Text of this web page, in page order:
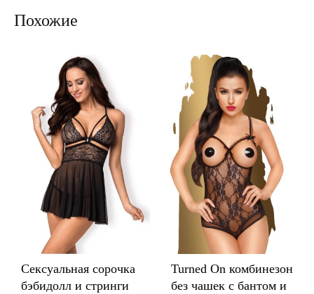
Похожие
Сексуальная сорочка
бэбидолл и стринги
Turned On комбинезон
без чашек с бантом и